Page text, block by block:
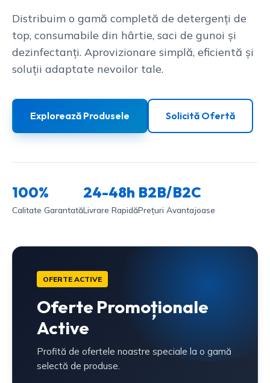
Distribuim o gamă completă de detergenți de
top, consumabile din hârtie, saci de gunoi și
dezinfectanți. Aprovizionare simplă, eficientă și
soluții adaptate nevoilor tale.
Explorează Produsele Solicită Ofertă
100%
Calitate Garantată
24-48h
Livrare Rapidă
B2B/B2C
Prețuri Avantajoase
OFERTE ACTIVE
Oferte Promoționale
Active
Profită de ofertele noastre speciale la o gamă
selectă de produse.